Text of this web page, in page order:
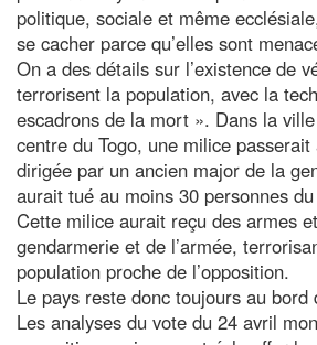
politique, sociale et même
se cacher parce qu’elles sont
On a des détails sur l’existence de
terrorisent la population, avec la
escadrons de la mort ». Dans la
centre du Togo, une milice passerait
dirigée par un ancien major de la
aurait tué au moins 30 personnes
Cette milice aurait reçu des armes
gendarmerie et de l’armée,
population proche de l’opposition.
Le pays reste donc toujours au
Les analyses du vote du 24 avril